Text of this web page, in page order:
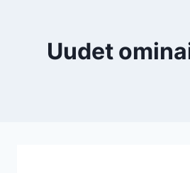
Uudet